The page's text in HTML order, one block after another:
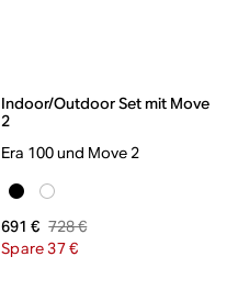
Indoor/Outdoor Set mit Move
2
Era 100 und Move 2
691 € 728 €
Spare 37 €